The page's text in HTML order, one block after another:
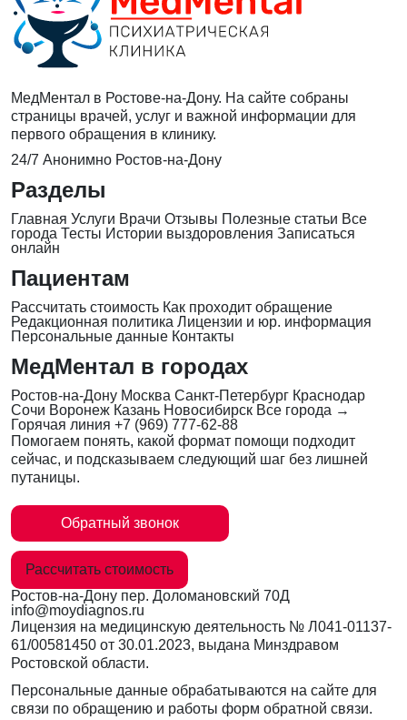
МедМентал в Ростове-на-Дону. На сайте собраны
страницы врачей, услуг и важной информации для
первого обращения в клинику.
24/7 Анонимно Ростов-на-Дону
Разделы
Главная Услуги Врачи Отзывы Полезные статьи Все
города Тесты Истории выздоровления Записаться
онлайн
Пациентам
Рассчитать стоимость Как проходит обращение
Редакционная политика Лицензии и юр. информация
Персональные данные Контакты
МедМентал в городах
Ростов-на-Дону Москва Санкт-Петербург Краснодар
Сочи Воронеж Казань Новосибирск Все города →
Горячая линия +7 (969) 777-62-88
Помогаем понять, какой формат помощи подходит
сейчас, и подсказываем следующий шаг без лишней
путаницы.
Обратный звонок
Рассчитать стоимость
Ростов-на-Дону пер. Доломановский 70Д
info@moydiagnos.ru
Лицензия на медицинскую деятельность № Л041-01137-
61/00581450 от 30.01.2023, выдана Минздравом
Ростовской области.
Персональные данные обрабатываются на сайте для
связи по обращению и работы форм обратной связи.